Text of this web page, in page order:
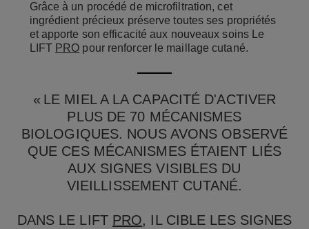
Grâce à un procédé de microfiltration, cet
ingrédient précieux préserve toutes ses propriétés
et apporte son efficacité aux nouveaux soins Le
LIFT PRO pour renforcer le maillage cutané.
« LE MIEL A LA CAPACITÉ D'ACTIVER
PLUS DE 70 MÉCANISMES
BIOLOGIQUES. NOUS AVONS OBSERVÉ
QUE CES MÉCANISMES ÉTAIENT LIÉS
AUX SIGNES VISIBLES DU
VIEILLISSEMENT CUTANÉ.
DANS LE LIFT PRO, IL CIBLE LES SIGNES